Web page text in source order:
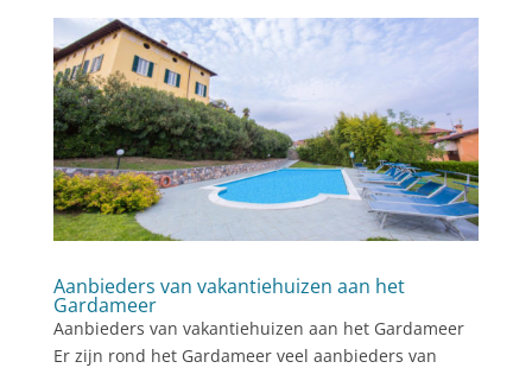
Aanbieders van vakantiehuizen aan het
Gardameer
Aanbieders van vakantiehuizen aan het Gardameer
Er zijn rond het Gardameer veel aanbieders van